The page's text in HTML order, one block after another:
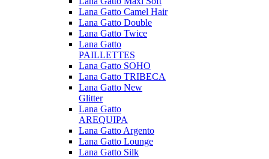
Lana Gatto Camel Hair
Lana Gatto Double
Lana Gatto Twice
Lana Gatto
PAILLETTES
Lana Gatto SOHO
Lana Gatto TRIBECA
Lana Gatto New
Glitter
Lana Gatto
AREQUIPA
Lana Gatto Argento
Lana Gatto Lounge
Lana Gatto Silk